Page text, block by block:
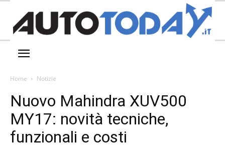
Home Notizie
Nuovo Mahindra XUV500
MY17: novità tecniche,
funzionali e costi